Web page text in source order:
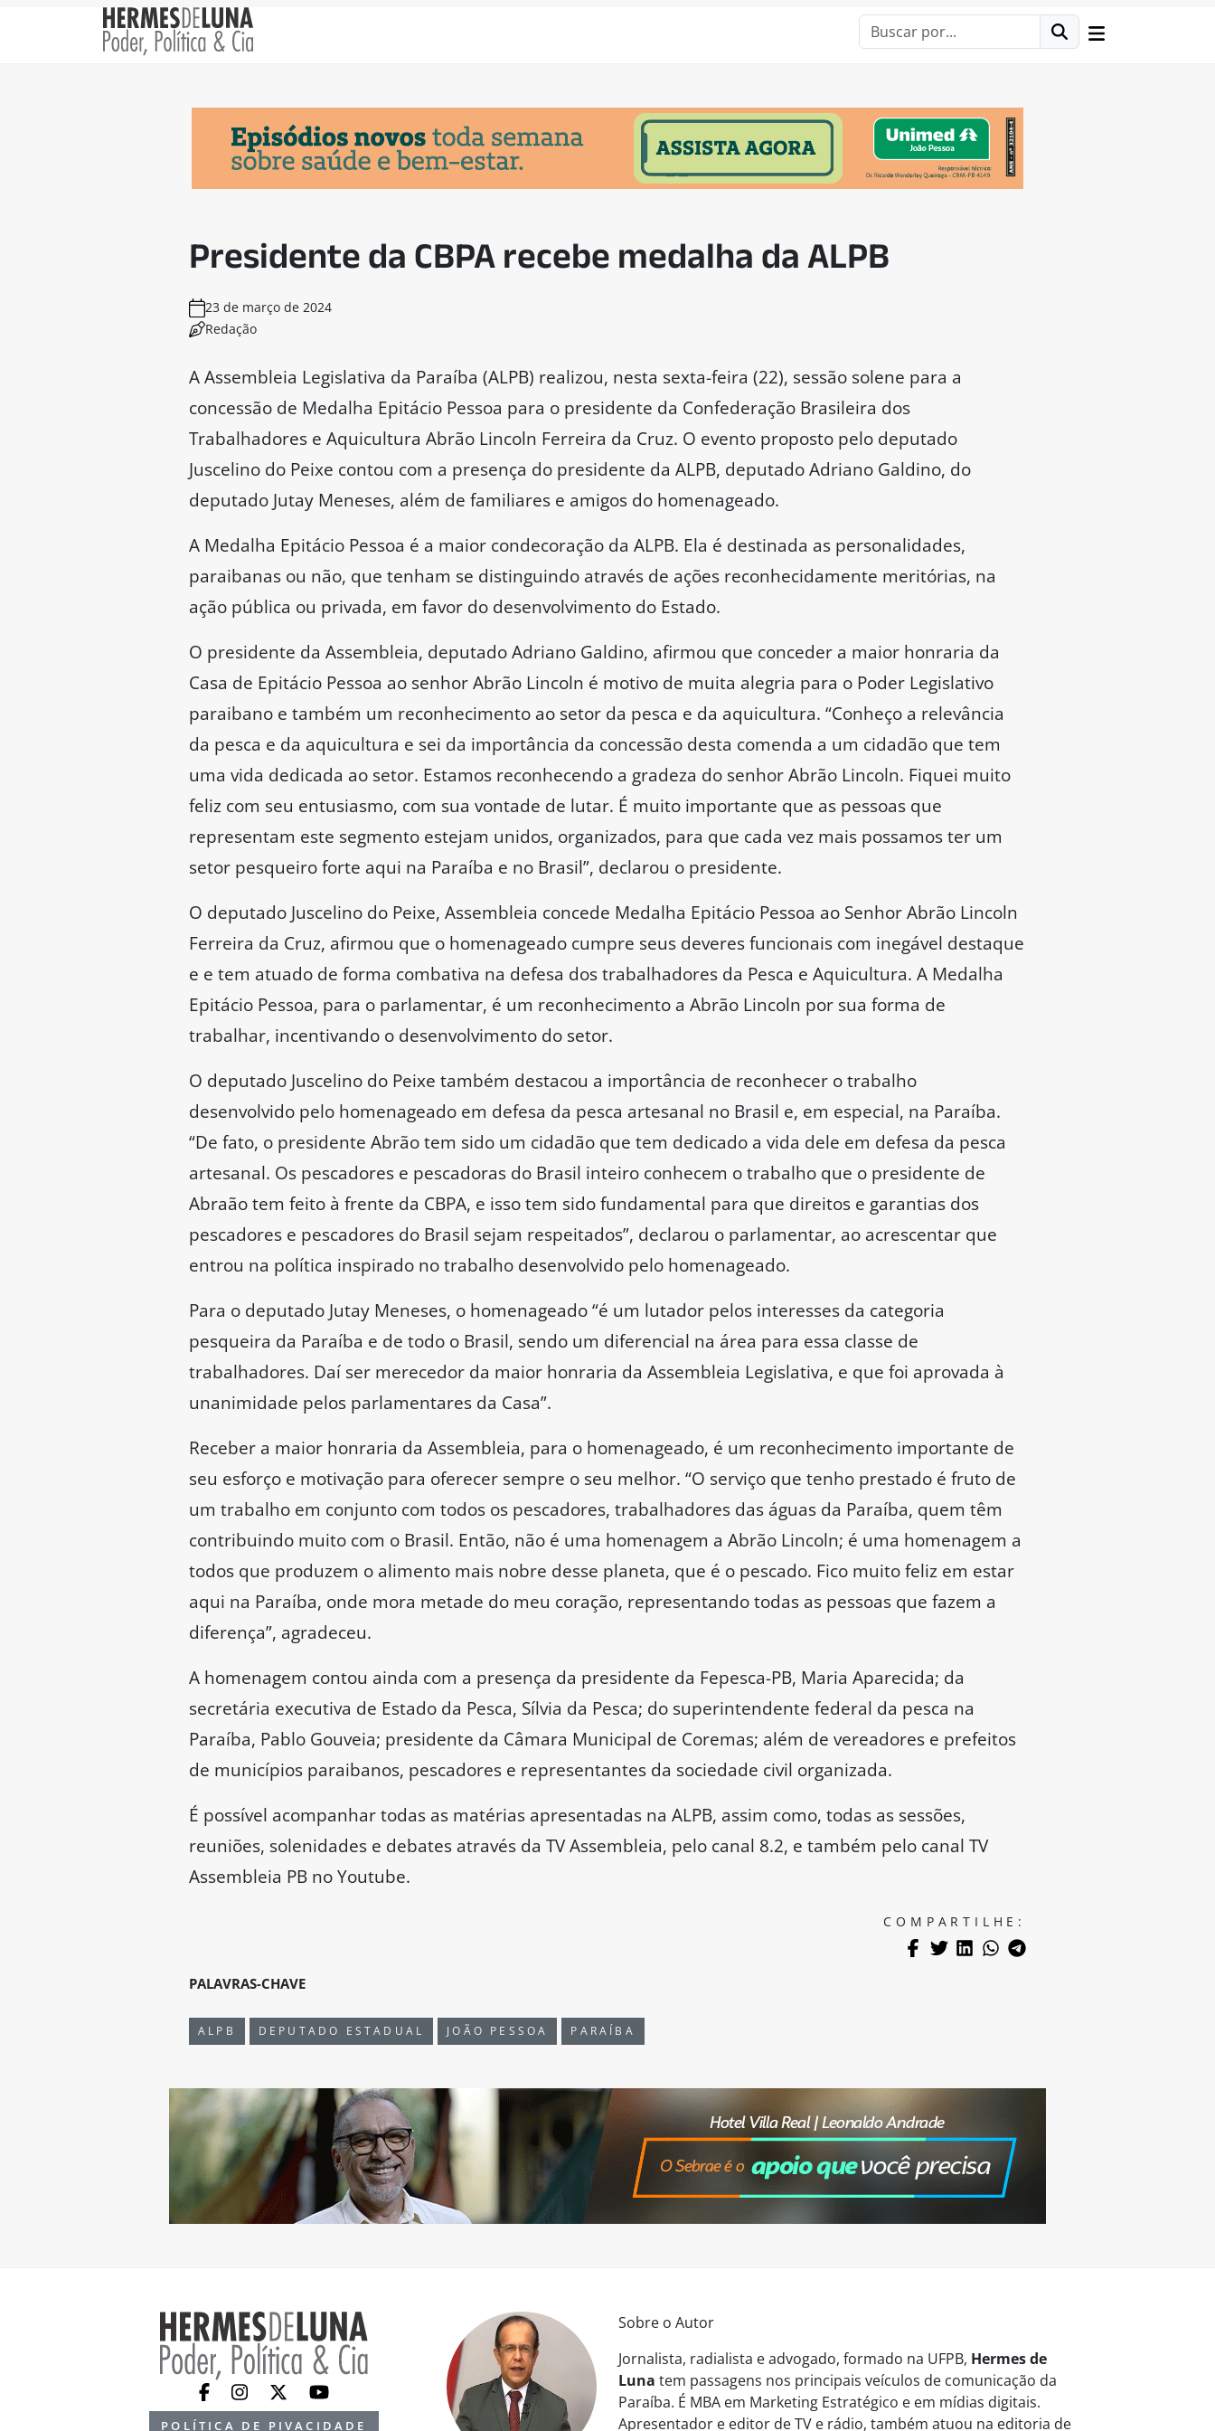
Presidente da CBPA recebe medalha da ALPB
23 de março de 2024
Redação
A Assembleia Legislativa da Paraíba (ALPB) realizou, nesta sexta-feira (22), sessão solene para a
concessão de Medalha Epitácio Pessoa para o presidente da Confederação Brasileira dos
Trabalhadores e Aquicultura Abrão Lincoln Ferreira da Cruz. O evento proposto pelo deputado
Juscelino do Peixe contou com a presença do presidente da ALPB, deputado Adriano Galdino, do
deputado Jutay Meneses, além de familiares e amigos do homenageado.
A Medalha Epitácio Pessoa é a maior condecoração da ALPB. Ela é destinada as personalidades,
paraibanas ou não, que tenham se distinguindo através de ações reconhecidamente meritórias, na
ação pública ou privada, em favor do desenvolvimento do Estado.
O presidente da Assembleia, deputado Adriano Galdino, afirmou que conceder a maior honraria da
Casa de Epitácio Pessoa ao senhor Abrão Lincoln é motivo de muita alegria para o Poder Legislativo
paraibano e também um reconhecimento ao setor da pesca e da aquicultura. “Conheço a relevância
da pesca e da aquicultura e sei da importância da concessão desta comenda a um cidadão que tem
uma vida dedicada ao setor. Estamos reconhecendo a gradeza do senhor Abrão Lincoln. Fiquei muito
feliz com seu entusiasmo, com sua vontade de lutar. É muito importante que as pessoas que
representam este segmento estejam unidos, organizados, para que cada vez mais possamos ter um
setor pesqueiro forte aqui na Paraíba e no Brasil”, declarou o presidente.
O deputado Juscelino do Peixe, Assembleia concede Medalha Epitácio Pessoa ao Senhor Abrão Lincoln
Ferreira da Cruz, afirmou que o homenageado cumpre seus deveres funcionais com inegável destaque
e e tem atuado de forma combativa na defesa dos trabalhadores da Pesca e Aquicultura. A Medalha
Epitácio Pessoa, para o parlamentar, é um reconhecimento a Abrão Lincoln por sua forma de
trabalhar, incentivando o desenvolvimento do setor.
O deputado Juscelino do Peixe também destacou a importância de reconhecer o trabalho
desenvolvido pelo homenageado em defesa da pesca artesanal no Brasil e, em especial, na Paraíba.
“De fato, o presidente Abrão tem sido um cidadão que tem dedicado a vida dele em defesa da pesca
artesanal. Os pescadores e pescadoras do Brasil inteiro conhecem o trabalho que o presidente de
Abraão tem feito à frente da CBPA, e isso tem sido fundamental para que direitos e garantias dos
pescadores e pescadores do Brasil sejam respeitados”, declarou o parlamentar, ao acrescentar que
entrou na política inspirado no trabalho desenvolvido pelo homenageado.
Para o deputado Jutay Meneses, o homenageado “é um lutador pelos interesses da categoria
pesqueira da Paraíba e de todo o Brasil, sendo um diferencial na área para essa classe de
trabalhadores. Daí ser merecedor da maior honraria da Assembleia Legislativa, e que foi aprovada à
unanimidade pelos parlamentares da Casa”.
Receber a maior honraria da Assembleia, para o homenageado, é um reconhecimento importante de
seu esforço e motivação para oferecer sempre o seu melhor. “O serviço que tenho prestado é fruto de
um trabalho em conjunto com todos os pescadores, trabalhadores das águas da Paraíba, quem têm
contribuindo muito com o Brasil. Então, não é uma homenagem a Abrão Lincoln; é uma homenagem a
todos que produzem o alimento mais nobre desse planeta, que é o pescado. Fico muito feliz em estar
aqui na Paraíba, onde mora metade do meu coração, representando todas as pessoas que fazem a
diferença”, agradeceu.
A homenagem contou ainda com a presença da presidente da Fepesca-PB, Maria Aparecida; da
secretária executiva de Estado da Pesca, Sílvia da Pesca; do superintendente federal da pesca na
Paraíba, Pablo Gouveia; presidente da Câmara Municipal de Coremas; além de vereadores e prefeitos
de municípios paraibanos, pescadores e representantes da sociedade civil organizada.
É possível acompanhar todas as matérias apresentadas na ALPB, assim como, todas as sessões,
reuniões, solenidades e debates através da TV Assembleia, pelo canal 8.2, e também pelo canal TV
Assembleia PB no Youtube.
COMPARTILHE:
PALAVRAS-CHAVE
ALPB DEPUTADO ESTADUAL JOÃO PESSOA PARAÍBA
POLÍTICA DE PIVACIDADE
Sobre o Autor
Jornalista, radialista e advogado, formado na UFPB, Hermes de
Luna tem passagens nos principais veículos de comunicação da
Paraíba. É MBA em Marketing Estratégico e em mídias digitais.
Apresentador e editor de TV e rádio, também atuou na editoria de